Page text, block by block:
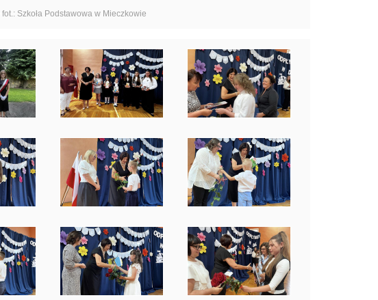
fot.: Szkoła Podstawowa w Mieczkowie